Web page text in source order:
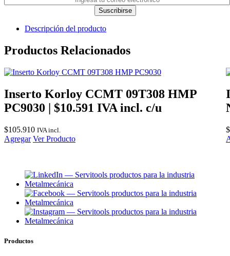
Suscribirse
Descripción del producto
Productos Relacionados
Inserto Korloy CCMT 09T308 HMP
PC9030 | $10.591 IVA incl. c/u
$105.910 IVA incl.
Agregar Ver Producto
$
Productos